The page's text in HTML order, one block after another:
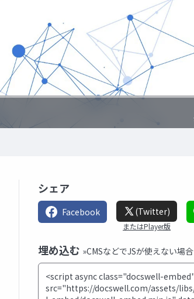
シェア
Facebook (Twitter)
またはPlayer版
埋め込む »CMSなどでJSが使えない場合